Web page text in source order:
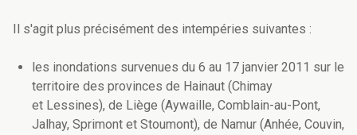
Il s'agit plus précisément des intempéries suivantes :
les inondations survenues du 6 au 17 janvier 2011 sur le
territoire des provinces de Hainaut (Chimay
et Lessines), de Liège (Aywaille, Comblain-au-Pont,
Jalhay, Sprimont et Stoumont), de Namur (Anhée, Couvin,